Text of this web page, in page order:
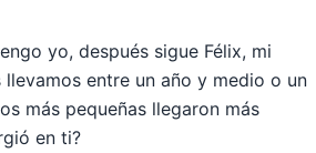
yo, después sigue Félix, mi
entre un año y medio o un
más pequeñas llegaron más
en ti?